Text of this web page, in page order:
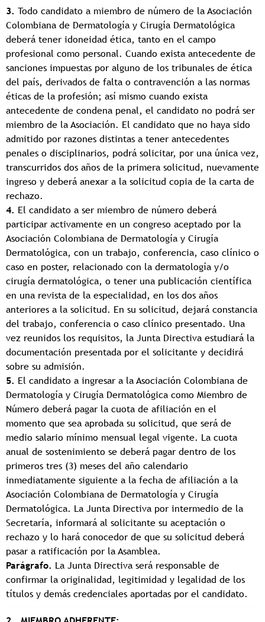
3. Todo candidato a miembro de número de la Asociación
Colombiana de Dermatología y Cirugía Dermatológica
deberá tener idoneidad ética, tanto en el campo
profesional como personal. Cuando exista antecedente de
sanciones impuestas por alguno de los tribunales de ética
del país, derivados de falta o contravención a las normas
éticas de la profesión; así mismo cuando exista
antecedente de condena penal, el candidato no podrá ser
miembro de la Asociación. El candidato que no haya sido
admitido por razones distintas a tener antecedentes
penales o disciplinarios, podrá solicitar, por una única vez,
transcurridos dos años de la primera solicitud, nuevamente
ingreso y deberá anexar a la solicitud copia de la carta de
rechazo.
4. El candidato a ser miembro de número deberá
participar activamente en un congreso aceptado por la
Asociación Colombiana de Dermatología y Cirugía
Dermatológica, con un trabajo, conferencia, caso clínico o
caso en poster, relacionado con la dermatología y/o
cirugía dermatológica, o tener una publicación científica
en una revista de la especialidad, en los dos años
anteriores a la solicitud. En su solicitud, dejará constancia
del trabajo, conferencia o caso clínico presentado. Una
vez reunidos los requisitos, la Junta Directiva estudiará la
documentación presentada por el solicitante y decidirá
sobre su admisión.
5. El candidato a ingresar a la Asociación Colombiana de
Dermatología y Cirugía Dermatológica como Miembro de
Número deberá pagar la cuota de afiliación en el
momento que sea aprobada su solicitud, que será de
medio salario mínimo mensual legal vigente. La cuota
anual de sostenimiento se deberá pagar dentro de los
primeros tres (3) meses del año calendario
inmediatamente siguiente a la fecha de afiliación a la
Asociación Colombiana de Dermatología y Cirugía
Dermatológica. La Junta Directiva por intermedio de la
Secretaría, informará al solicitante su aceptación o
rechazo y lo hará conocedor de que su solicitud deberá
pasar a ratificación por la Asamblea.
Parágrafo. La Junta Directiva será responsable de
confirmar la originalidad, legitimidad y legalidad de los
títulos y demás credenciales aportadas por el candidato.